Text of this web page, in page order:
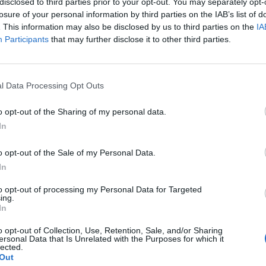
of your personal information by third parties on the IAB’s list of
This information may also be disclosed by us to third parties on the
Participants that may further disclose it to other third parties.
Data Processing Opt Outs
opt-out of the Sharing of my personal data.
opt-out of the Sale of my Personal Data.
opt-out of processing my Personal Data for Targeted
opt-out of Collection, Use, Retention, Sale, and/or Sharing
Data that Is Unrelated with the Purposes for which it
Messina e Giacomo Manzù, Emilio Greco e Arnaldo
che, nelle penombre, sembrano caricarsi del valore di
di uno scenario ad alto tasso spirituale: le cento e
monastico che, tra l’VIII e il XIII secolo, trovò
perfetto alla meditazione, alla preghiera, al
bizantine, che
il complesso
e, a una quindicina di
Sistina della
come “Grotta dei
è tappezzata da una